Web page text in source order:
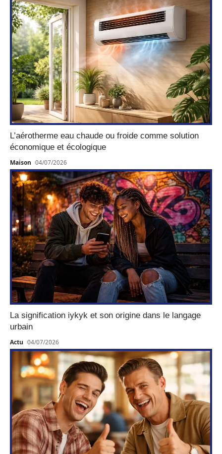
L’aérotherme eau chaude ou froide comme solution
économique et écologique
Maison 04/07/2026
La signification iykyk et son origine dans le langage
urbain
Actu 04/07/2026